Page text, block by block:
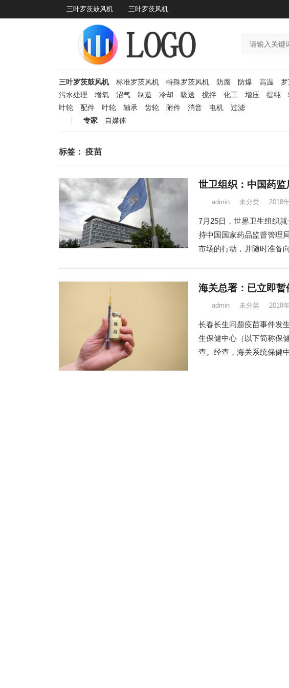
三叶罗茨鼓风机 三叶罗茨风机
三叶罗茨鼓风机 标准罗茨风机 特殊罗茨风机 防腐 防爆 高温
污水处理
增氧 沼气 制造 冷却 吸送 搅拌 化工 增压 提纯
叶轮
配件 叶轮 轴承 齿轮 附件 消音 电机
过滤
专家
自媒体
标签： 疫苗
世卫组织：中国药
admin 未分类 2018
7月25日，世界卫生组织
持中国国家药品监督管理
市场的行动，并随时准备
海关总署：已立即
admin 未分类 2018
长春长生问题疫苗事件发
生保健中心（以下简称保
查。经查，海关系统保健